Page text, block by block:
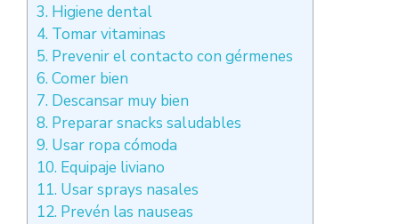
3. Higiene dental
4. Tomar vitaminas
5. Prevenir el contacto con gérmenes
6. Comer bien
7. Descansar muy bien
8. Preparar snacks saludables
9. Usar ropa cómoda
10. Equipaje liviano
11. Usar sprays nasales
12. Prevén las nauseas